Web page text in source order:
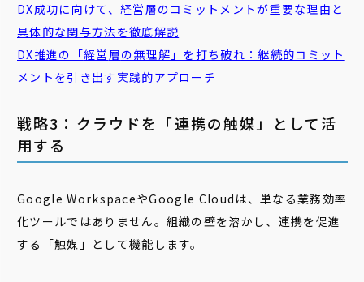
DX成功に向けて、 経営層のコミットメントが重要な理由と
具体的な関与方法を徹底解説
DX推進の「経営層の無理解」を打ち破れ：継続的コミット
メントを引き出す実践的アプローチ
戦略3：クラウドを「連携の触媒」として活
用する
Google WorkspaceやGoogle Cloudは、単なる業務効率
化ツールではありません。組織の壁を溶かし、連携を促進
する「触媒」として機能します。